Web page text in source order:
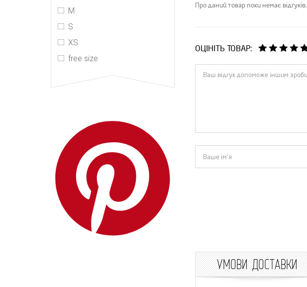
R13
The Kooples
Valentino
Vetements
M
S
XS
free size
Про даний товар поки немає відгуків.
ОЦІНІТЬ ТОВАР:
УМОВИ ДОСТАВКИ